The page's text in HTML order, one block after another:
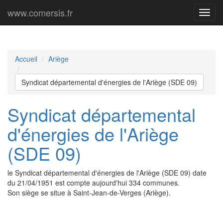
Menu
www.comersis.fr
Accueil Ariège
Syndicat départemental d'énergies de l'Ariège (SDE 09)
Syndicat départemental
d'énergies de l'Ariège
(SDE 09)
le Syndicat départemental d'énergies de l'Ariège (SDE 09) date
du 21/04/1951 est compte aujourd'hui 334 communes.
Son siège se situe à Saint-Jean-de-Verges (Ariège).